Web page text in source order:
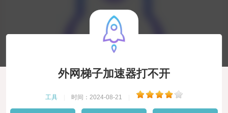
外网梯子加速器打不开
工具 时间：2024-08-21